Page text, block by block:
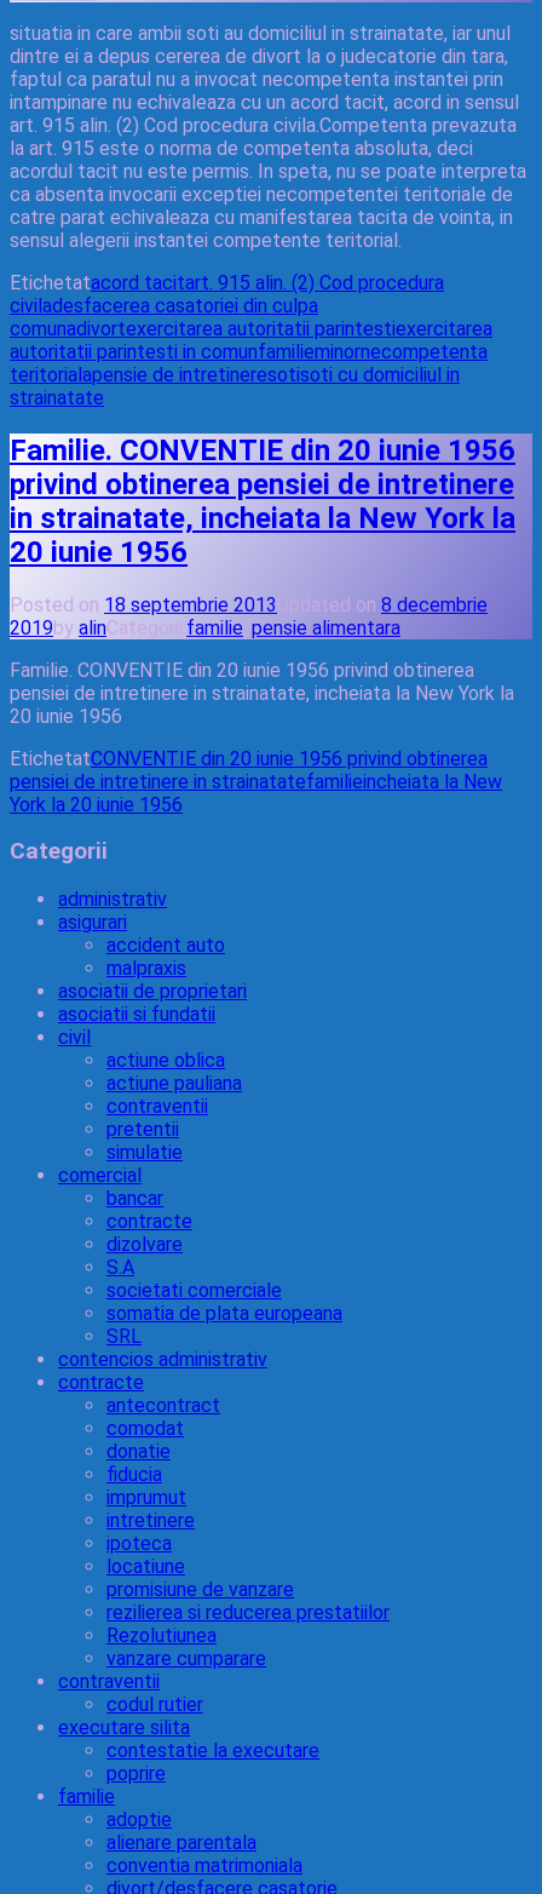
situatia in care ambii soti au domiciliul in strainatate, iar unul
dintre ei a depus cererea de divort la o judecatorie din tara,
faptul ca paratul nu a invocat necompetenta instantei prin
intampinare nu echivaleaza cu un acord tacit, acord in sensul
art. 915 alin. (2) Cod procedura civila.Competenta prevazuta
la art. 915 este o norma de competenta absoluta, deci
acordul tacit nu este permis. In speta, nu se poate interpreta
ca absenta invocarii exceptiei necompetentei teritoriale de
catre parat echivaleaza cu manifestarea tacita de vointa, in
sensul alegerii instantei competente teritorial.
Etichetatacord tacitart. 915 alin. (2) Cod procedura
civiladesfacerea casatoriei din culpa
comunadivortexercitarea autoritatii parintestiexercitarea
autoritatii parintesti in comunfamilieminornecompetenta
teritorialapensie de intretineresotisoti cu domiciliul in
strainatate
Familie. CONVENTIE din 20 iunie 1956
privind obtinerea pensiei de intretinere
in strainatate, incheiata la New York la
20 iunie 1956
Posted on 18 septembrie 2013Updated on 8 decembrie
2019by alinCategorii: familie pensie alimentara
Familie. CONVENTIE din 20 iunie 1956 privind obtinerea
pensiei de intretinere in strainatate, incheiata la New York la
20 iunie 1956
EtichetatCONVENTIE din 20 iunie 1956 privind obtinerea
pensiei de intretinere in strainatatefamilieincheiata la New
York la 20 iunie 1956
Categorii
administrativ
asigurari
accident auto
malpraxis
asociatii de proprietari
asociatii si fundatii
civil
actiune oblica
actiune pauliana
contraventii
pretentii
simulatie
comercial
bancar
contracte
dizolvare
S.A
societati comerciale
somatia de plata europeana
SRL
contencios administrativ
contracte
antecontract
comodat
donatie
fiducia
imprumut
intretinere
ipoteca
locatiune
promisiune de vanzare
rezilierea si reducerea prestatiilor
Rezolutiunea
vanzare cumparare
contraventii
codul rutier
executare silita
contestatie la executare
poprire
familie
adoptie
alienare parentala
conventia matrimoniala
divort/desfacere casatorie